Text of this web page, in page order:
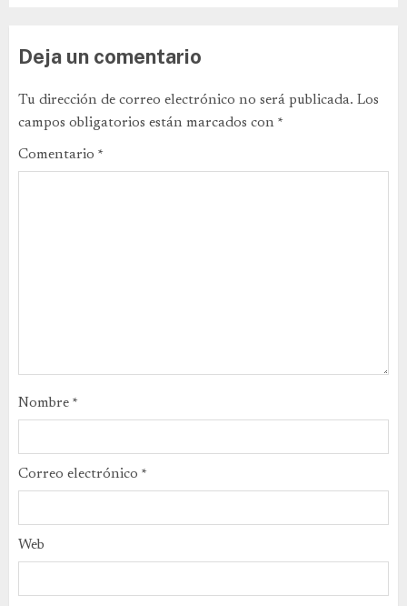
Deja un comentario
Tu dirección de correo electrónico no será publicada. Los
campos obligatorios están marcados con *
Comentario *
Nombre *
Correo electrónico *
Web